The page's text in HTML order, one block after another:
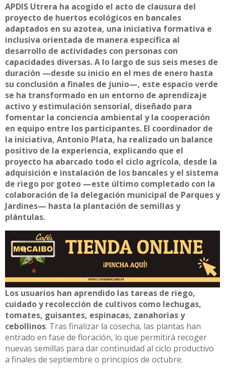
APDIS Utrera ha acogido el acto de clausura del
proyecto de huertos ecológicos en bancales
adaptados en su azotea, una iniciativa formativa e
inclusiva orientada de manera específica al
desarrollo de actividades con personas con
capacidades diversas. A lo largo de sus seis meses de
duración —desde su inicio en el mes de enero hasta
su conclusión a finales de junio—, este espacio verde
se ha transformado en un entorno de aprendizaje
activo y estimulación sensorial, diseñado para
fomentar la conciencia ambiental y la cooperación
en equipo entre los participantes. El coordinador de
la iniciativa, Antonio Plata, ha realizado un balance
positivo de la experiencia, explicando que el
proyecto ha abarcado todo el ciclo agrícola, desde la
adquisición e instalación de los bancales y el sistema
de riego por goteo —este último completado con la
colaboración de la delegación municipal de Parques y
Jardines— hasta la plantación de semillas y
plántulas.
Los usuarios han aprendido las tareas de riego,
cuidado y recolección de cultivos como lechugas,
tomates, guisantes, espinacas, zanahorias y
cebollinos. Tras finalizar la cosecha, las plantas han
entrado en fase de floración, lo que permitirá recoger
nuevas semillas para dar continuidad al ciclo productivo
a finales de septiembre o principios de octubre.